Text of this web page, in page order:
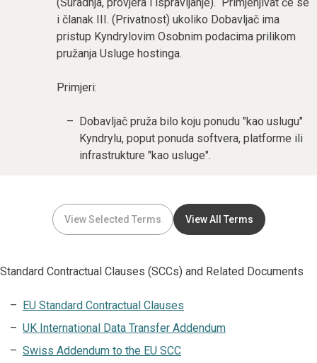
i članak III. (Privatnost) ukoliko Dobavljač ima
pristup Kyndrylovim Osobnim podacima prilikom
pružanja Usluge hostinga.
Primjeri:
Dobavljač pruža bilo koju ponudu "kao uslugu"
Kyndrylu, poput ponuda softvera, platforme ili
infrastrukture "kao usluge".
View Selected Terms View All Terms
Standard Contractual Clauses (SCCs) and Related Documents
EU Standard Contractual Clauses
UK International Data Transfer Addendum
Swiss Addendum to the EU SCC